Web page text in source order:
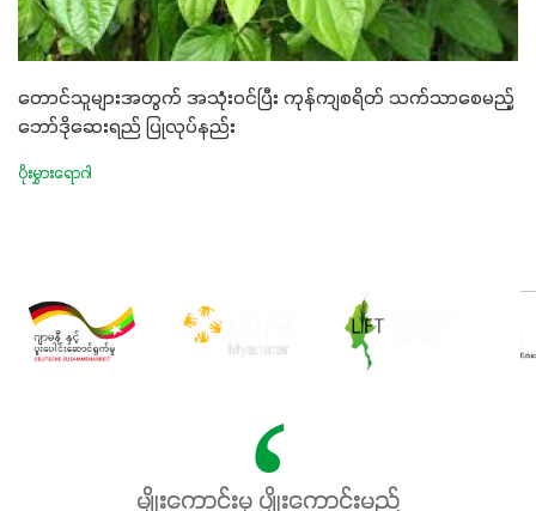
တောင်သူများအတွက် အသုံးဝင်ပြီး ကုန်ကျစရိတ် သက်သာစေမည့်
ဘော်ဒိုဆေးရည် ပြုလုပ်နည်း
ပိုးမွှားရောဂါ
မျိုးကောင်းမှ ပျိုးကောင်းမည်